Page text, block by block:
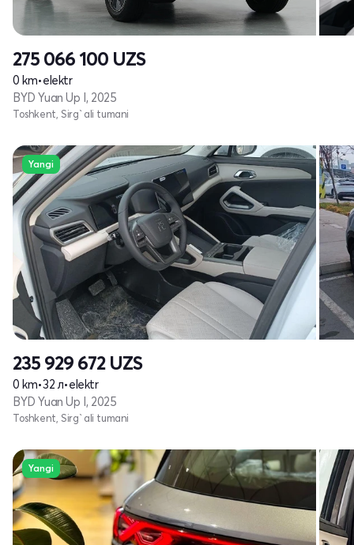
275 066 100 UZS
0 km•elektr
BYD Yuan Up I, 2025
Toshkent, Sirg`ali tumani
Yangi
235 929 672 UZS
0 km•32 л•elektr
BYD Yuan Up I, 2025
Toshkent, Sirg`ali tumani
Yangi